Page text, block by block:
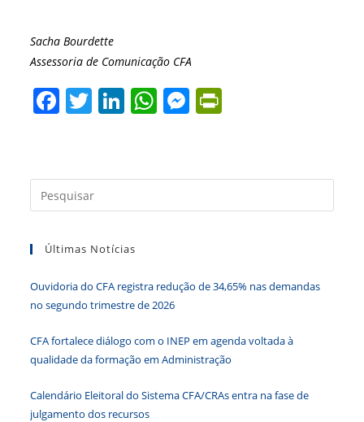
Sacha Bourdette
Assessoria de Comunicação CFA
F
e
b
o
k
T
er
Li
e
dI
W
s
A
M
e
n
ri
e
y
a
Últimas Notícias
Ouvidoria do CFA registra redução de 34,65% nas demandas
no segundo trimestre de 2026
CFA fortalece diálogo com o INEP em agenda voltada à
qualidade da formação em Administração
Calendário Eleitoral do Sistema CFA/CRAs entra na fase de
julgamento dos recursos